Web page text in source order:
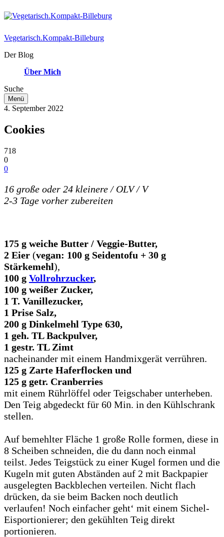
Vegetarisch.Kompakt-Billeburg
Der Blog
Über Mich
Suche
Menü
4. September 2022
Cookies
718
0
0
16 große oder 24 kleinere / OLV / V
2-3 Tage vorher zubereiten
175 g weiche Butter / Veggie-Butter,
2 Eier (vegan: 100 g Seidentofu + 30 g
Stärkemehl),
100 g Vollrohrzucker,
100 g weißer Zucker,
1 T. Vanillezucker,
1 Prise Salz,
200 g Dinkelmehl Type 630,
1 geh. TL Backpulver,
1 gestr. TL Zimt
nacheinander mit einem Handmixgerät verrühren.
125 g Zarte Haferflocken und
125 g getr. Cranberries
mit einem Rührlöffel oder Teigschaber unterheben.
Den Teig abgedeckt für 60 Min. in den Kühlschrank
stellen.
Auf bemehlter Fläche 1 große Rolle formen, diese in
8 Scheiben schneiden, die du dann noch einmal
teilst. Jedes Teigstück zu einer Kugel formen und die
Kugeln mit guten Abständen auf 2 mit Backpapier
ausgelegten Backblechen verteilen. Nicht flach
drücken, da sie beim Backen noch deutlich
verlaufen! Noch einfacher geht‘ mit einem Sichel-
Eisportionierer; den gekühlten Teig direkt
portionieren.